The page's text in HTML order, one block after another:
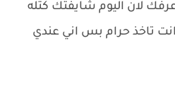
لان اليوم شايفتك كتله
تاخذ حرام بس اني عندي